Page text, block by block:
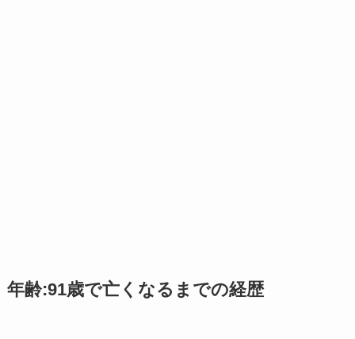
年齢:91歳で亡くなるまでの経歴